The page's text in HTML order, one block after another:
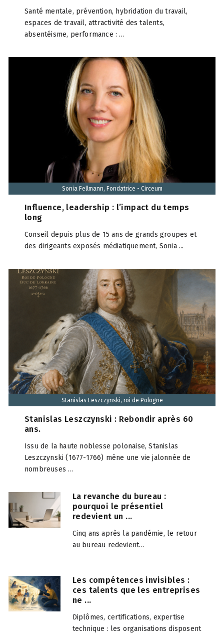
Santé mentale, prévention, hybridation du travail,
espaces de travail, attractivité des talents,
absentéisme, performance : ...
Sonia Fellmann, Fondatrice - Circeum
Influence, leadership : l’impact du temps
long
Conseil depuis plus de 15 ans de grands groupes et
des dirigeants exposés médiatiquement, Sonia ...
Stanislas Leszczynski, roi de Pologne
Stanislas Leszczynski : Rebondir après 60
ans.
Issu de la haute noblesse polonaise, Stanislas
Leszczynski (1677-1766) mène une vie jalonnée de
nombreuses ...
La revanche du bureau :
pourquoi le présentiel
redevient un ...
Cinq ans après la pandémie, le retour
au bureau redevient...
Les compétences invisibles :
ces talents que les entreprises
ne ...
Diplômes, certifications, expertise
technique : les organisations disposent